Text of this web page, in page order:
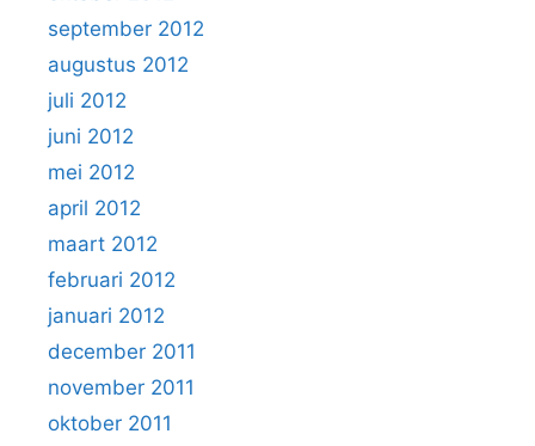
september 2012
augustus 2012
juli 2012
juni 2012
mei 2012
april 2012
maart 2012
februari 2012
januari 2012
december 2011
november 2011
oktober 2011